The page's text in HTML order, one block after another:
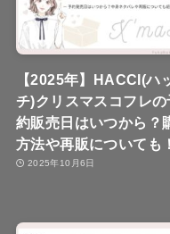
【2025年】HACCI(ハ
チ)クリスマスコフレの
約販売日はいつから？
方法や再販についても！
2025年10月6日